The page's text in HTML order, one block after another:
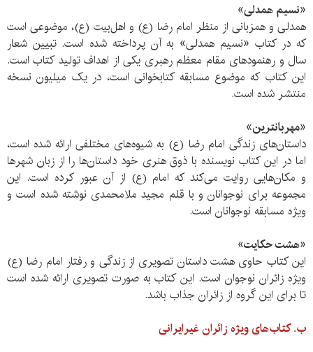
«نسیم همدلی»
همدلی و همزبانی از منظر امام رضا (ع) و اهل‌بیت (ع)، موضوعی است
که در کتاب «نسیم همدلی» به آن پرداخته شده است. تبیین شعار
سال و رهنمودهای مقام معظم رهبری یکی از اهداف تولید کتاب است.
این کتاب که موضوع مسابقه کتابخوانی است، در یک میلیون نسخه
منتشر شده است.
«مهربانترین»
داستان‌های زندگی امام رضا (ع) به شیوه‌های مختلفی ارائه شده است،
اما در این کتاب نویسنده با ذوق هنری خود داستان‌ها را از زبان شهرها
و مکان‌هایی روایت می‌کند که امام (ع) از آن عبور کرده است. این
مجموعه برای نوجوانان و با قلم مجید ملامحمدی نوشته شده است و
ویژه مسابقه نوجوانان است.
«هشت حکایت»
این کتاب حاوی هشت داستان تصویری از زندگی و رفتار امام رضا (ع)
ویژه زائران نوجوان است. این کتاب به صورت تصویری ارائه شده است
تا برای این گروه از زائران جذاب باشد.
ب. کتاب‌های ویژه زائران غیر‌ایرانی